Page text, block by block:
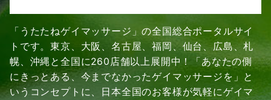
「うたたねゲイマッサージ」の全国総合ポータルサイ
トです。東京、大阪、名古屋、福岡、仙台、広島、札
幌、沖縄と全国に260店舗以上展開中！「あなたの側
にきっとある、今までなかったゲイマッサージを」と
いうコンセプトに、日本全国のお客様が気軽にゲイマ